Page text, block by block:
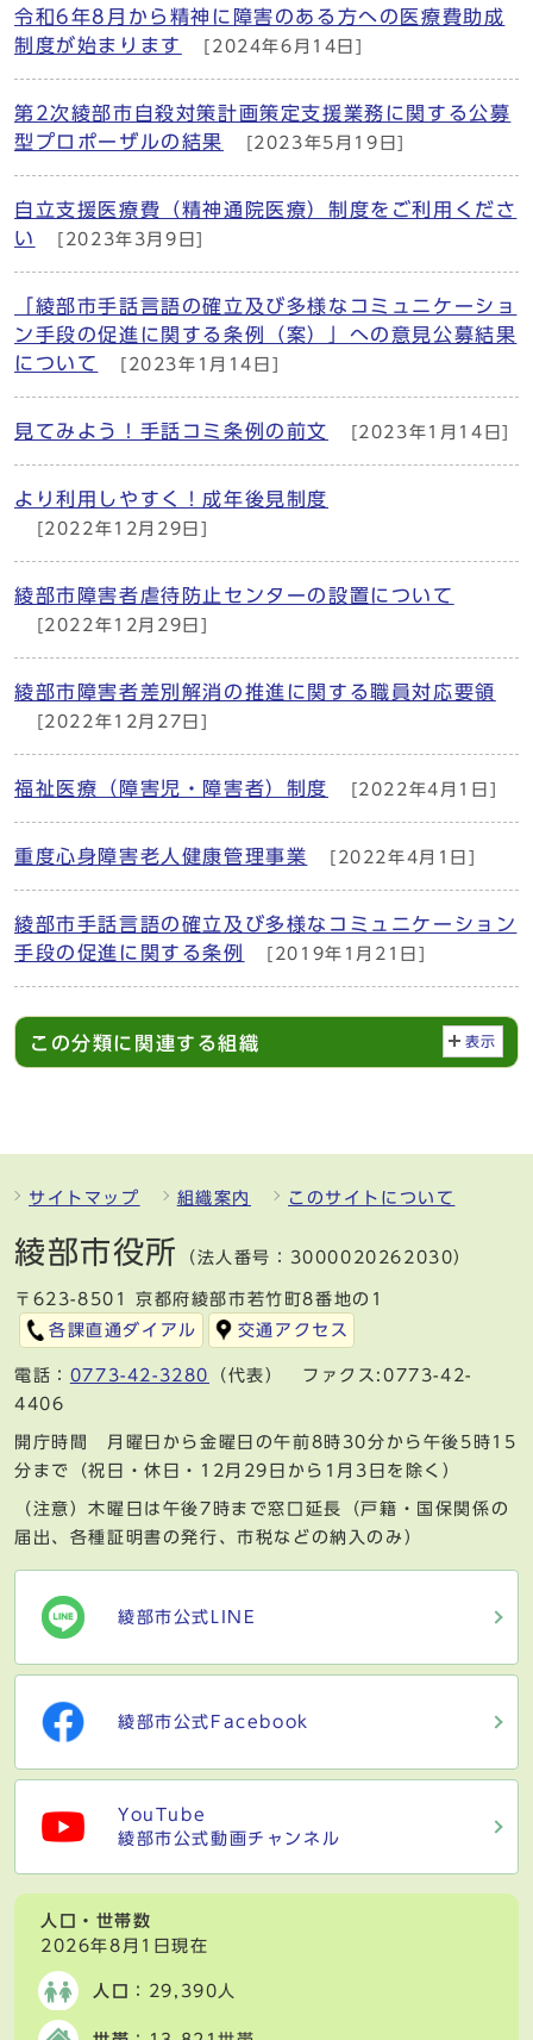
令和6年8月から精神に障害のある方への医療費助成
制度が始まります
[2024年6月14日]
第2次綾部市自殺対策計画策定支援業務に関する公募
型プロポーザルの結果
[2023年5月19日]
自立支援医療費（精神通院医療）制度をご利用くださ
い
[2023年3月9日]
「綾部市手話言語の確立及び多様なコミュニケーショ
ン手段の促進に関する条例（案）」への意見公募結果
について
[2023年1月14日]
見てみよう！手話コミ条例の前文 [2023年1月14日]
より利用しやすく！成年後見制度
[2022年12月29日]
綾部市障害者虐待防止センターの設置について
[2022年12月29日]
綾部市障害者差別解消の推進に関する職員対応要領
[2022年12月27日]
福祉医療（障害児・障害者）制度 [2022年4月1日]
重度心身障害老人健康管理事業 [2022年4月1日]
綾部市手話言語の確立及び多様なコミュニケーション
手段の促進に関する条例
[2019年1月21日]
この分類に関連する組織 表示
サイトマップ 組織案内 このサイトについて
綾部市役所 （法人番号：3000020262030）
〒623-8501 京都府綾部市若竹町8番地の1
各課直通ダイアル
交通アクセス
電話： 0773-42-3280
（代表） ファクス:0773-42-
4406
開庁時間 月曜日から金曜日の午前8時30分から午後5時15
分まで（祝日・休日・12月29日から1月3日を除く）
（注意）木曜日は午後7時まで窓口延長（戸籍・国保関係の
届出、各種証明書の発行、市税などの納入のみ）
綾部市公式LINE
綾部市公式Facebook
YouTube
綾部市公式動画チャンネル
人口・世帯数
2026年8月1日現在
人口 ：29,390人